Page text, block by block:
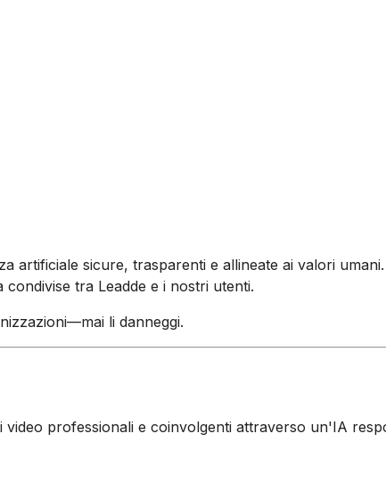
artificiale sicure, trasparenti e allineate ai valori
tra Leadde e i nostri utenti.
li danneggi.
professionali e coinvolgenti attraverso un'IA